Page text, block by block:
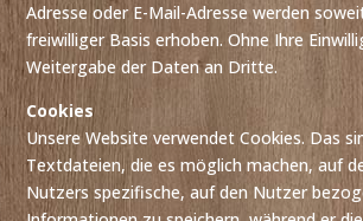
Adresse oder E-Mail-Adresse werden
freiwilliger Basis erhoben. Ohne Ihre
Weitergabe der Daten an Dritte.
Cookies
Unsere Website verwendet Cookies. Das
Textdateien, die es möglich machen, auf
Nutzers spezifische, auf den Nutzer